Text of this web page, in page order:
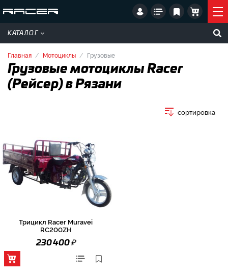
КАТАЛОГ
Главная Мотоциклы Грузовые
Грузовые мотоциклы Racer
(Рейсер) в Рязани
сортировка
Трицикл Racer Muravei
RC200ZH
230 400₽